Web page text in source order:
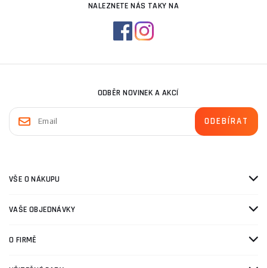
NALEZNETE NÁS TAKY NA
ODBĚR NOVINEK A AKCÍ
VŠE O NÁKUPU
VAŠE OBJEDNÁVKY
O FIRMĚ